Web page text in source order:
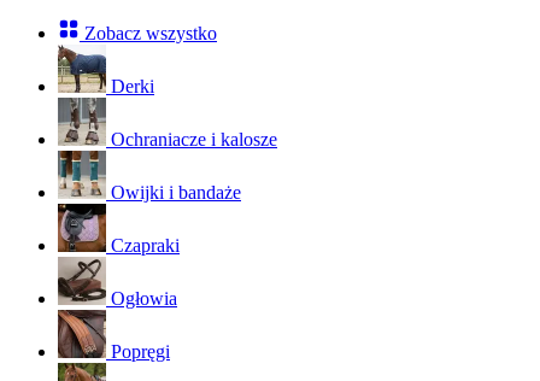
Zobacz wszystko
Derki
Ochraniacze i kalosze
Owijki i bandaże
Czapraki
Ogłowia
Popręgi